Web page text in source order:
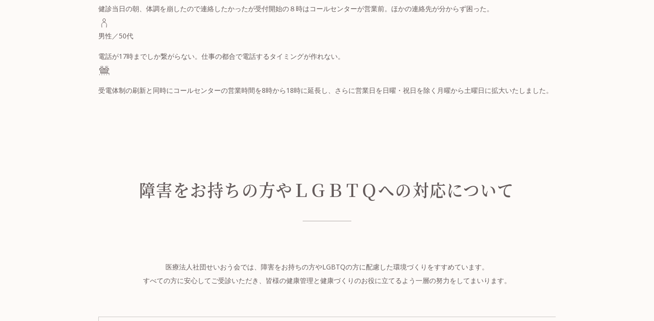
健診当日の朝、体調を崩したので連絡したかったが受付開始の８時はコールセンターが営業前。ほかの連絡先が分からず困った。
男性／50代
電話が17時までしか繋がらない。仕事の都合で電話するタイミングが作れない。
受電体制の刷新と同時にコールセンターの営業時間を8時から18時に延長し、さらに営業日を日曜・祝日を除く月曜から土曜日に拡大いたしました。
障害をお持ちの方やＬＧＢＴＱへの対応について
医療法人社団せいおう会では、障害をお持ちの方やLGBTQの方に配慮した環境づくりをすすめています。
すべての方に安心してご受診いただき、皆様の健康管理と健康づくりのお役に立てるよう一層の努力をしてまいります。